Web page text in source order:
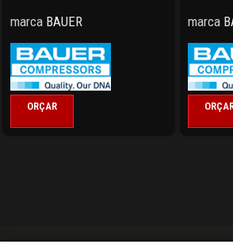
marca BAUER
ORÇAR
marca